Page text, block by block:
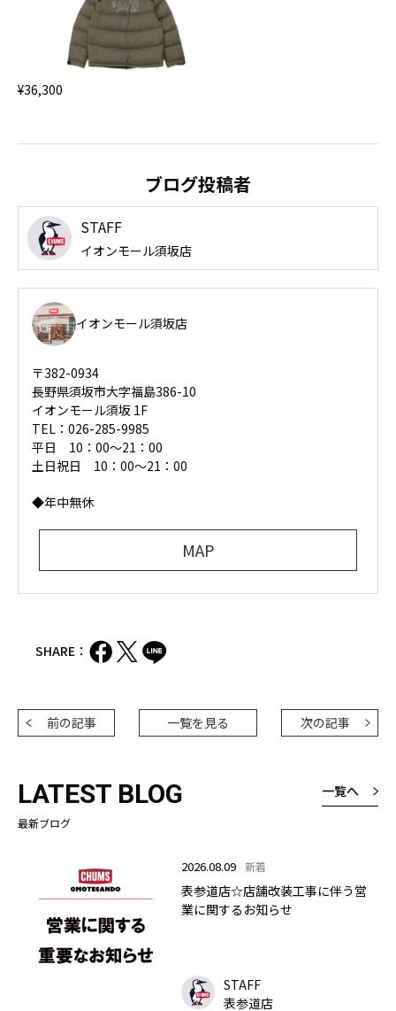
¥36,300
ブログ投稿者
STAFF
イオンモール須坂店
イオンモール須坂店
〒382-0934
長野県須坂市大字福島386-10
イオンモール須坂 1F
TEL：026-285-9985
平日 10：00〜21：00
土日祝日 10：00～21：00
◆年中無休
MAP
SHARE：
前の記事 一覧を見る 次の記事
LATEST BLOG
最新ブログ
一覧へ
2026.08.09 新着
表参道店☆店舗改装工事に伴う営
業に関するお知らせ
STAFF
表参道店